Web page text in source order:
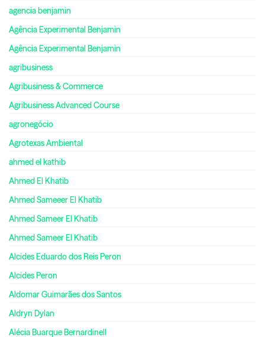
agencia benjamin
Agência Experimental Benjamin
Agência Experimental Benjamin
agribusiness
Agribusiness & Commerce
Agribusiness Advanced Course
agronegócio
Agrotexas Ambiental
ahmed el kathib
Ahmed El Khatib
Ahmed Sameeer El Khatib
Ahmed Sameer El Khatib
Ahmed Sameer El Khatib
Alcides Eduardo dos Reis Peron
Alcides Peron
Aldomar Guimarães dos Santos
Aldryn Dylan
Alécia Buarque Bernardinell